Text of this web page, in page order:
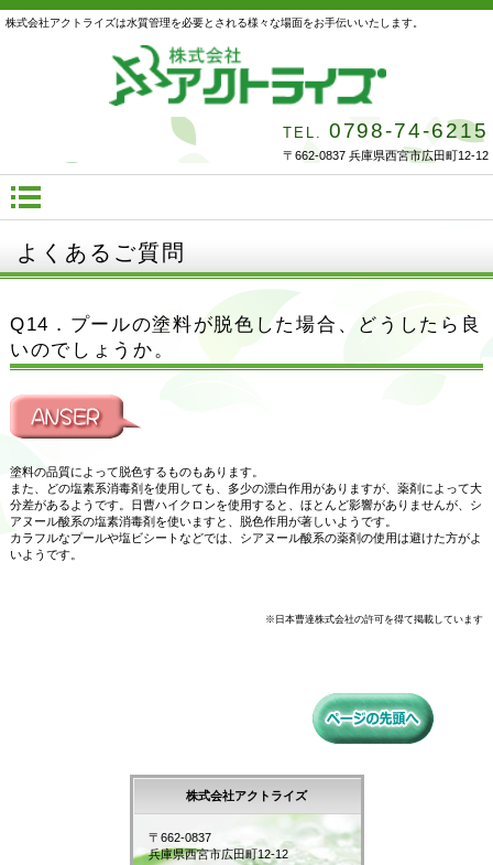
株式会社アクトライズは水質管理を必要とされる様々な場面をお手伝いいたします。
TEL. 0798-74-6215
〒662-0837 兵庫県西宮市広田町12-12
よくあるご質問
Q14．プールの塗料が脱色した場合、どうしたら良
いのでしょうか。
塗料の品質によって脱色するものもあります。
また、どの塩素系消毒剤を使用しても、多少の漂白作用がありますが、薬剤によって大
分差があるようです。日曹ハイクロンを使用すると、ほとんど影響がありませんが、シ
アヌール酸系の塩素消毒剤を使いますと、脱色作用が著しいようです。
カラフルなプールや塩ビシートなどでは、シアヌール酸系の薬剤の使用は避けた方がよ
いようです。
※日本曹達株式会社の許可を得て掲載しています
株式会社アクトライズ
〒662-0837
兵庫県西宮市広田町12-12